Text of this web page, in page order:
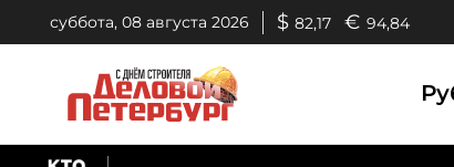
суббота, 08 августа 2026 $ 82,17 € 94,84